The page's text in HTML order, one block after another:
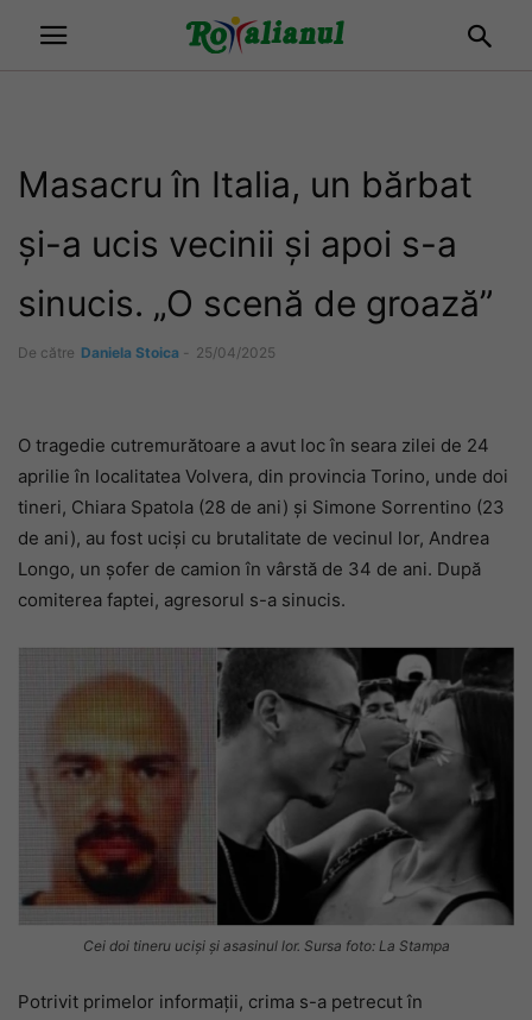
Masacru în Italia, un bărbat
și-a ucis vecinii și apoi s-a
sinucis. „O scenă de groază”
De către Daniela Stoica - 25/04/2025
O tragedie cutremurătoare a avut loc în seara zilei de 24
aprilie în localitatea Volvera, din provincia Torino, unde doi
tineri, Chiara Spatola (28 de ani) și Simone Sorrentino (23
de ani), au fost uciși cu brutalitate de vecinul lor, Andrea
Longo, un șofer de camion în vârstă de 34 de ani. După
comiterea faptei, agresorul s-a sinucis.
Cei doi tineru uciși și asasinul lor. Sursa foto: La Stampa
Potrivit primelor informații, crima s-a petrecut în